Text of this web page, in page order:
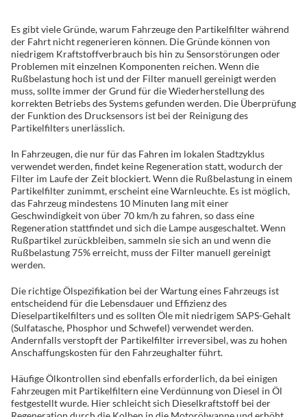
Es gibt viele Gründe, warum Fahrzeuge den Partikelfilter während
der Fahrt nicht regenerieren können. Die Gründe können von
niedrigem Kraftstoffverbrauch bis hin zu Sensorstörungen oder
Problemen mit einzelnen Komponenten reichen. Wenn die
Rußbelastung hoch ist und der Filter manuell gereinigt werden
muss, sollte immer der Grund für die Wiederherstellung des
korrekten Betriebs des Systems gefunden werden. Die Überprüfung
der Funktion des Drucksensors ist bei der Reinigung des
Partikelfilters unerlässlich.
In Fahrzeugen, die nur für das Fahren im lokalen Stadtzyklus
verwendet werden, findet keine Regeneration statt, wodurch der
Filter im Laufe der Zeit blockiert. Wenn die Rußbelastung in einem
Partikelfilter zunimmt, erscheint eine Warnleuchte. Es ist möglich,
das Fahrzeug mindestens 10 Minuten lang mit einer
Geschwindigkeit von über 70 km/h zu fahren, so dass eine
Regeneration stattfindet und sich die Lampe ausgeschaltet. Wenn
Rußpartikel zurückbleiben, sammeln sie sich an und wenn die
Rußbelastung 75% erreicht, muss der Filter manuell gereinigt
werden.
Die richtige Ölspezifikation bei der Wartung eines Fahrzeugs ist
entscheidend für die Lebensdauer und Effizienz des
Dieselpartikelfilters und es sollten Öle mit niedrigem SAPS-Gehalt
(Sulfatasche, Phosphor und Schwefel) verwendet werden.
Andernfalls verstopft der Partikelfilter irreversibel, was zu hohen
Anschaffungskosten für den Fahrzeughalter führt.
Häufige Ölkontrollen sind ebenfalls erforderlich, da bei einigen
Fahrzeugen mit Partikelfiltern eine Verdünnung von Diesel in Öl
festgestellt wurde. Hier schleicht sich Dieselkraftstoff bei der